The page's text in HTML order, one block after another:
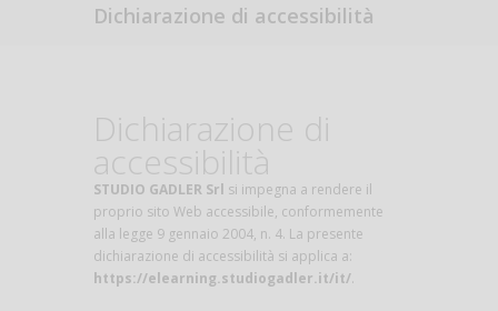
Dichiarazione di accessibilità
Dichiarazione di
accessibilità
STUDIO GADLER Srl si impegna a rendere il
proprio sito Web accessibile, conformemente
alla legge 9 gennaio 2004, n. 4. La presente
dichiarazione di accessibilità si applica a:
https://elearning.studiogadler.it/it/.